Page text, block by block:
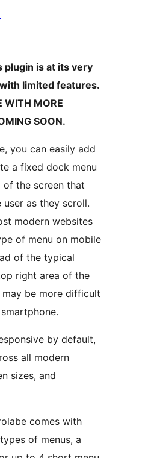
plugin is at its very
limited features.
WITH MORE
SOON.
you can easily add
a fixed dock menu
the screen that
as they scroll.
modern websites
of menu on mobile
of the typical
right area of the
may be more difficult
by default,
all modern
sizes, and
comes with
of menus, a